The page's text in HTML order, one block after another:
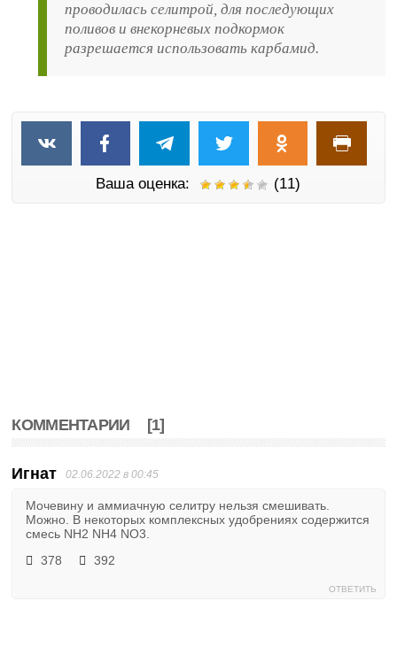
проводилась селитрой, для последующих
поливов и внекорневых подкормок
разрешается использовать карбамид.
Ваша оценка: (11)
КОММЕНТАРИИ [1]
Игнат 02.06.2022 в 00:45
Мочевину и аммиачную селитру нельзя смешивать.
Можно. В некоторых комплексных удобрениях содержится
смесь NH2 NH4 NO3.
378
392
ОТВЕТИТЬ